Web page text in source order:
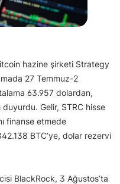
hazine şirketi Strategy
27 Temmuz-2
63.957 dolardan,
duyurdu. Gelir, STRC hisse
finanse etmede
BTC’ye, dolar rezervi
BlackRock, 3 Ağustos’ta